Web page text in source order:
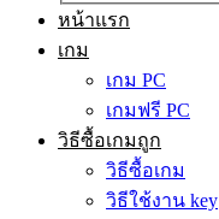
หน้าแรก
เกม
เกม PC
เกมฟรี PC
วิธีซื้อเกมถูก
วิธีซื้อเกม
วิธีใช้งาน key